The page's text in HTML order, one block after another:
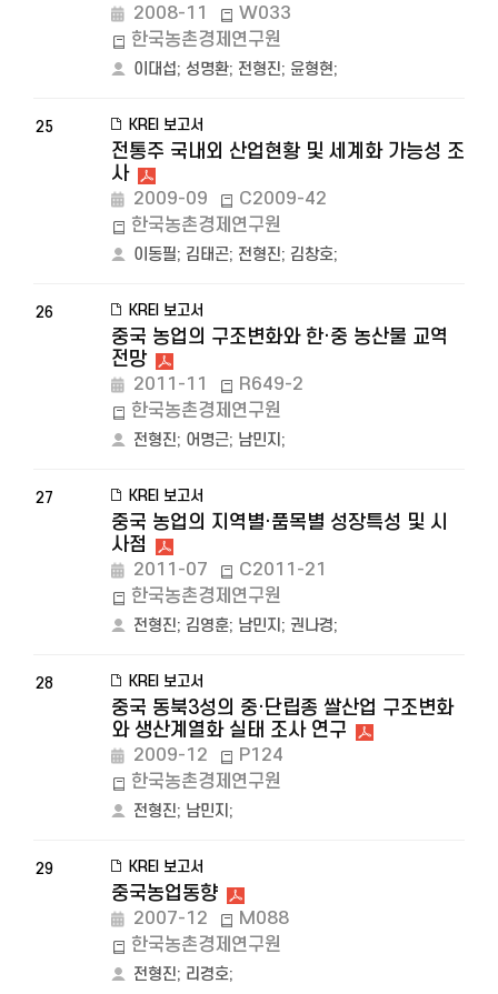
2008-11
W033
한국농촌경제연구원
이대섭; 성명환; 전형진; 윤형현;
25 KREI 보고서
전통주 국내외 산업현황 및 세계화 가능성 조
사
2009-09
C2009-42
한국농촌경제연구원
이동필; 김태곤; 전형진; 김창호;
26 KREI 보고서
중국 농업의 구조변화와 한·중 농산물 교역
전망
2011-11
R649-2
한국농촌경제연구원
전형진; 어명근; 남민지 ;
27 KREI 보고서
중국 농업의 지역별·품목별 성장특성 및 시
사점
2011-07
C2011-21
한국농촌경제연구원
전형진; 김영훈; 남민지 ; 권나경;
28 KREI 보고서
중국 동북3성의 중·단립종 쌀산업 구조변화
와 생산계열화 실태 조사 연구
2009-12
P124
한국농촌경제연구원
전형진; 남민지 ;
29 KREI 보고서
중국농업동향
2007-12
M088
한국농촌경제연구원
전형진; 리경호;